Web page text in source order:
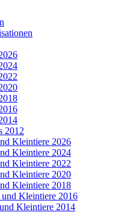
2012
Kleintiere 2026
Kleintiere 2024
Kleintiere 2022
Kleintiere 2020
Kleintiere 2018
Kleintiere 2016
Kleintiere 2014